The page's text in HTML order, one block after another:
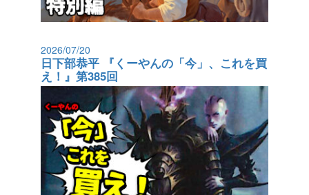
2026/07/20
日下部恭平 『くーやんの「今」、これを買
え！』第385回